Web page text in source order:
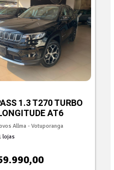
1.3 T270 TURBO
AT6
Allma - Votuporanga
lojas